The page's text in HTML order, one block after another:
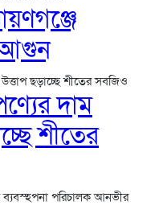
আগুন
দাম
শীতের